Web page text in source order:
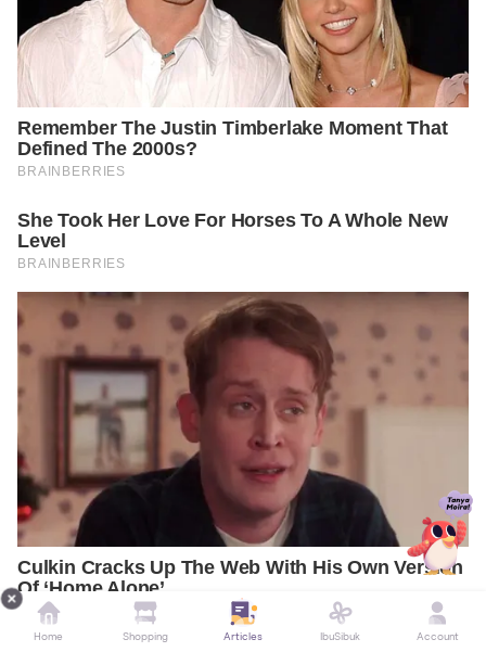
Home Shopping Articles IbuSibuk Account